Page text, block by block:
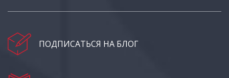
ПОДПИСАТЬСЯ НА БЛОГ